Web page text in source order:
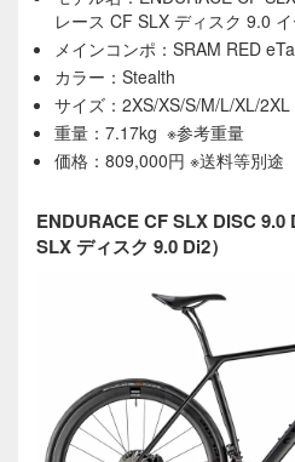
レース CF SLX ディスク 9.0 イ
メインコンポ：SRAM RED
カラー：Stealth
サイズ：2XS/XS/S/M/L/XL/2XL
重量：7.17kg ※参考重量
価格：809,000円 ※送料等別途
ENDURACE CF SLX DISC
SLX ディスク 9.0 Di2）